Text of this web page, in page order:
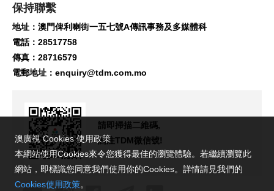
保持聯繫
地址：澳門俾利喇街一五七號A傳訊事務及多媒體科
電話：28517758
傳真：28716579
電郵地址： enquiry@tdm.com.mo
請即掃描二維碼,
關注TDM微信號!
澳廣視 Cookies 使用政策
本網站使用Cookies來令您獲得最佳的瀏覽體驗。若繼續瀏覽此
網站，即標識您同意我們使用你的Cookies。詳情請見我們的
Cookies使用政策。